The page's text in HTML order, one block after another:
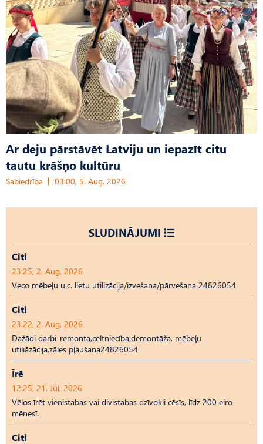
Ar deju pārstāvēt Latviju un iepazīt citu
tautu krāšņo kultūru
Sabiedrība 03:00, 5. Aug, 2026
SLUDINĀJUMI
Citi
23:25, 2. Aug, 2026
Veco mēbeļu u.c. lietu utilizācija/izvešana/pārvešana 24826054
Citi
23:22, 2. Aug, 2026
Dažādi darbi-remonta,celtniecība,demontāža, mēbeļu
utiliāzācija,zāles pļaušana24826054
Īrē
12:25, 21. Jūl, 2026
Vēlos īrēt vienistabas vai divistabas dzīvokli cēsīs, līdz 200 eiro
mēnesī.
Citi